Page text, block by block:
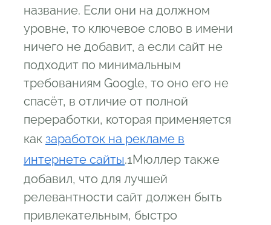
название. Если они на должном
уровне, то ключевое слово в имени
ничего не добавит, а если сайт не
подходит по минимальным
требованиям Google, то оно его не
спасёт, в отличие от полной
переработки, которая применяется
как заработок на рекламе в
интернете сайты.1Мюллер также
добавил, что для лучшей
релевантности сайт должен быть
привлекательным, быстро